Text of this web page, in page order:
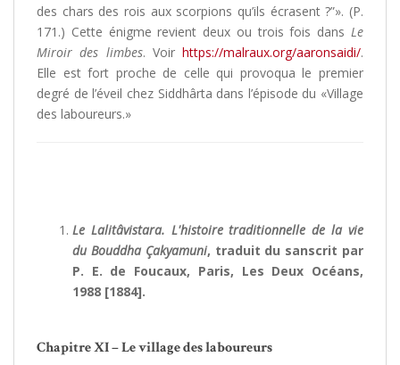
des chars des rois aux scorpions qu’ils écrasent ?”». (P.
171.) Cette énigme revient deux ou trois fois dans Le
Miroir des limbes. Voirhttps://malraux.org/aaronsaidi/.
Elle est fort proche de celle qui provoqua le premier
degré de l’éveil chez Siddhârta dans l’épisode du «Village
des laboureurs.»
Le Lalitâvistara. L'histoire traditionnelle de la vie
du Bouddha Çakyamuni, traduit du sanscrit par
P. E. de Foucaux, Paris, Les Deux Océans,
1988 [1884].
Chapitre XI – Le village des laboureurs